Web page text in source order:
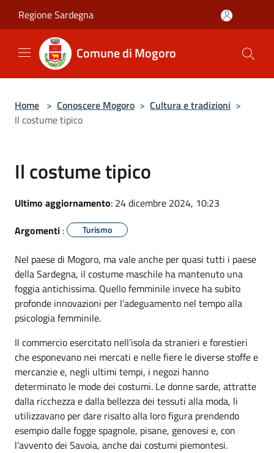
Regione Sardegna
Comune di Mogoro
Home > Conoscere Mogoro > Cultura e tradizioni >
Il costume tipico
Il costume tipico
Ultimo aggiornamento: 24 dicembre 2024, 10:23
Argomenti : Turismo
Nel paese di Mogoro, ma vale anche per quasi tutti i paese
della Sardegna, il costume maschile ha mantenuto una
foggia antichissima. Quello femminile invece ha subito
profonde innovazioni per l’adeguamento nel tempo alla
psicologia femminile.
Il commercio esercitato nell’isola da stranieri e forestieri
che esponevano nei mercati e nelle fiere le diverse stoffe e
mercanzie e, negli ultimi tempi, i negozi hanno
determinato le mode dei costumi. Le donne sarde, attratte
dalla ricchezza e dalla bellezza dei tessuti alla moda, li
utilizzavano per dare risalto alla loro figura prendendo
esempio dalle fogge spagnole, pisane, genovesi e, con
l’avvento dei Savoia, anche dai costumi piemontesi.